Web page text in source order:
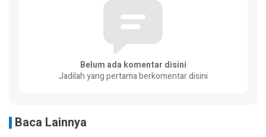
Belum ada komentar disini
Jadilah yang pertama berkomentar disini
Baca Lainnya